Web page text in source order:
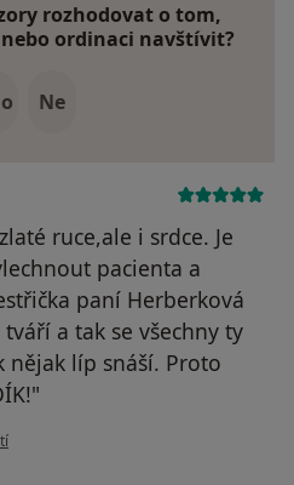
rozhodovat o tom,
ordinaci navštívit?
Ne
ruce,ale i srdce. Je
pacienta a
paní Herberková
a tak se všechny ty
nějak líp snáší. Proto
Sládečková